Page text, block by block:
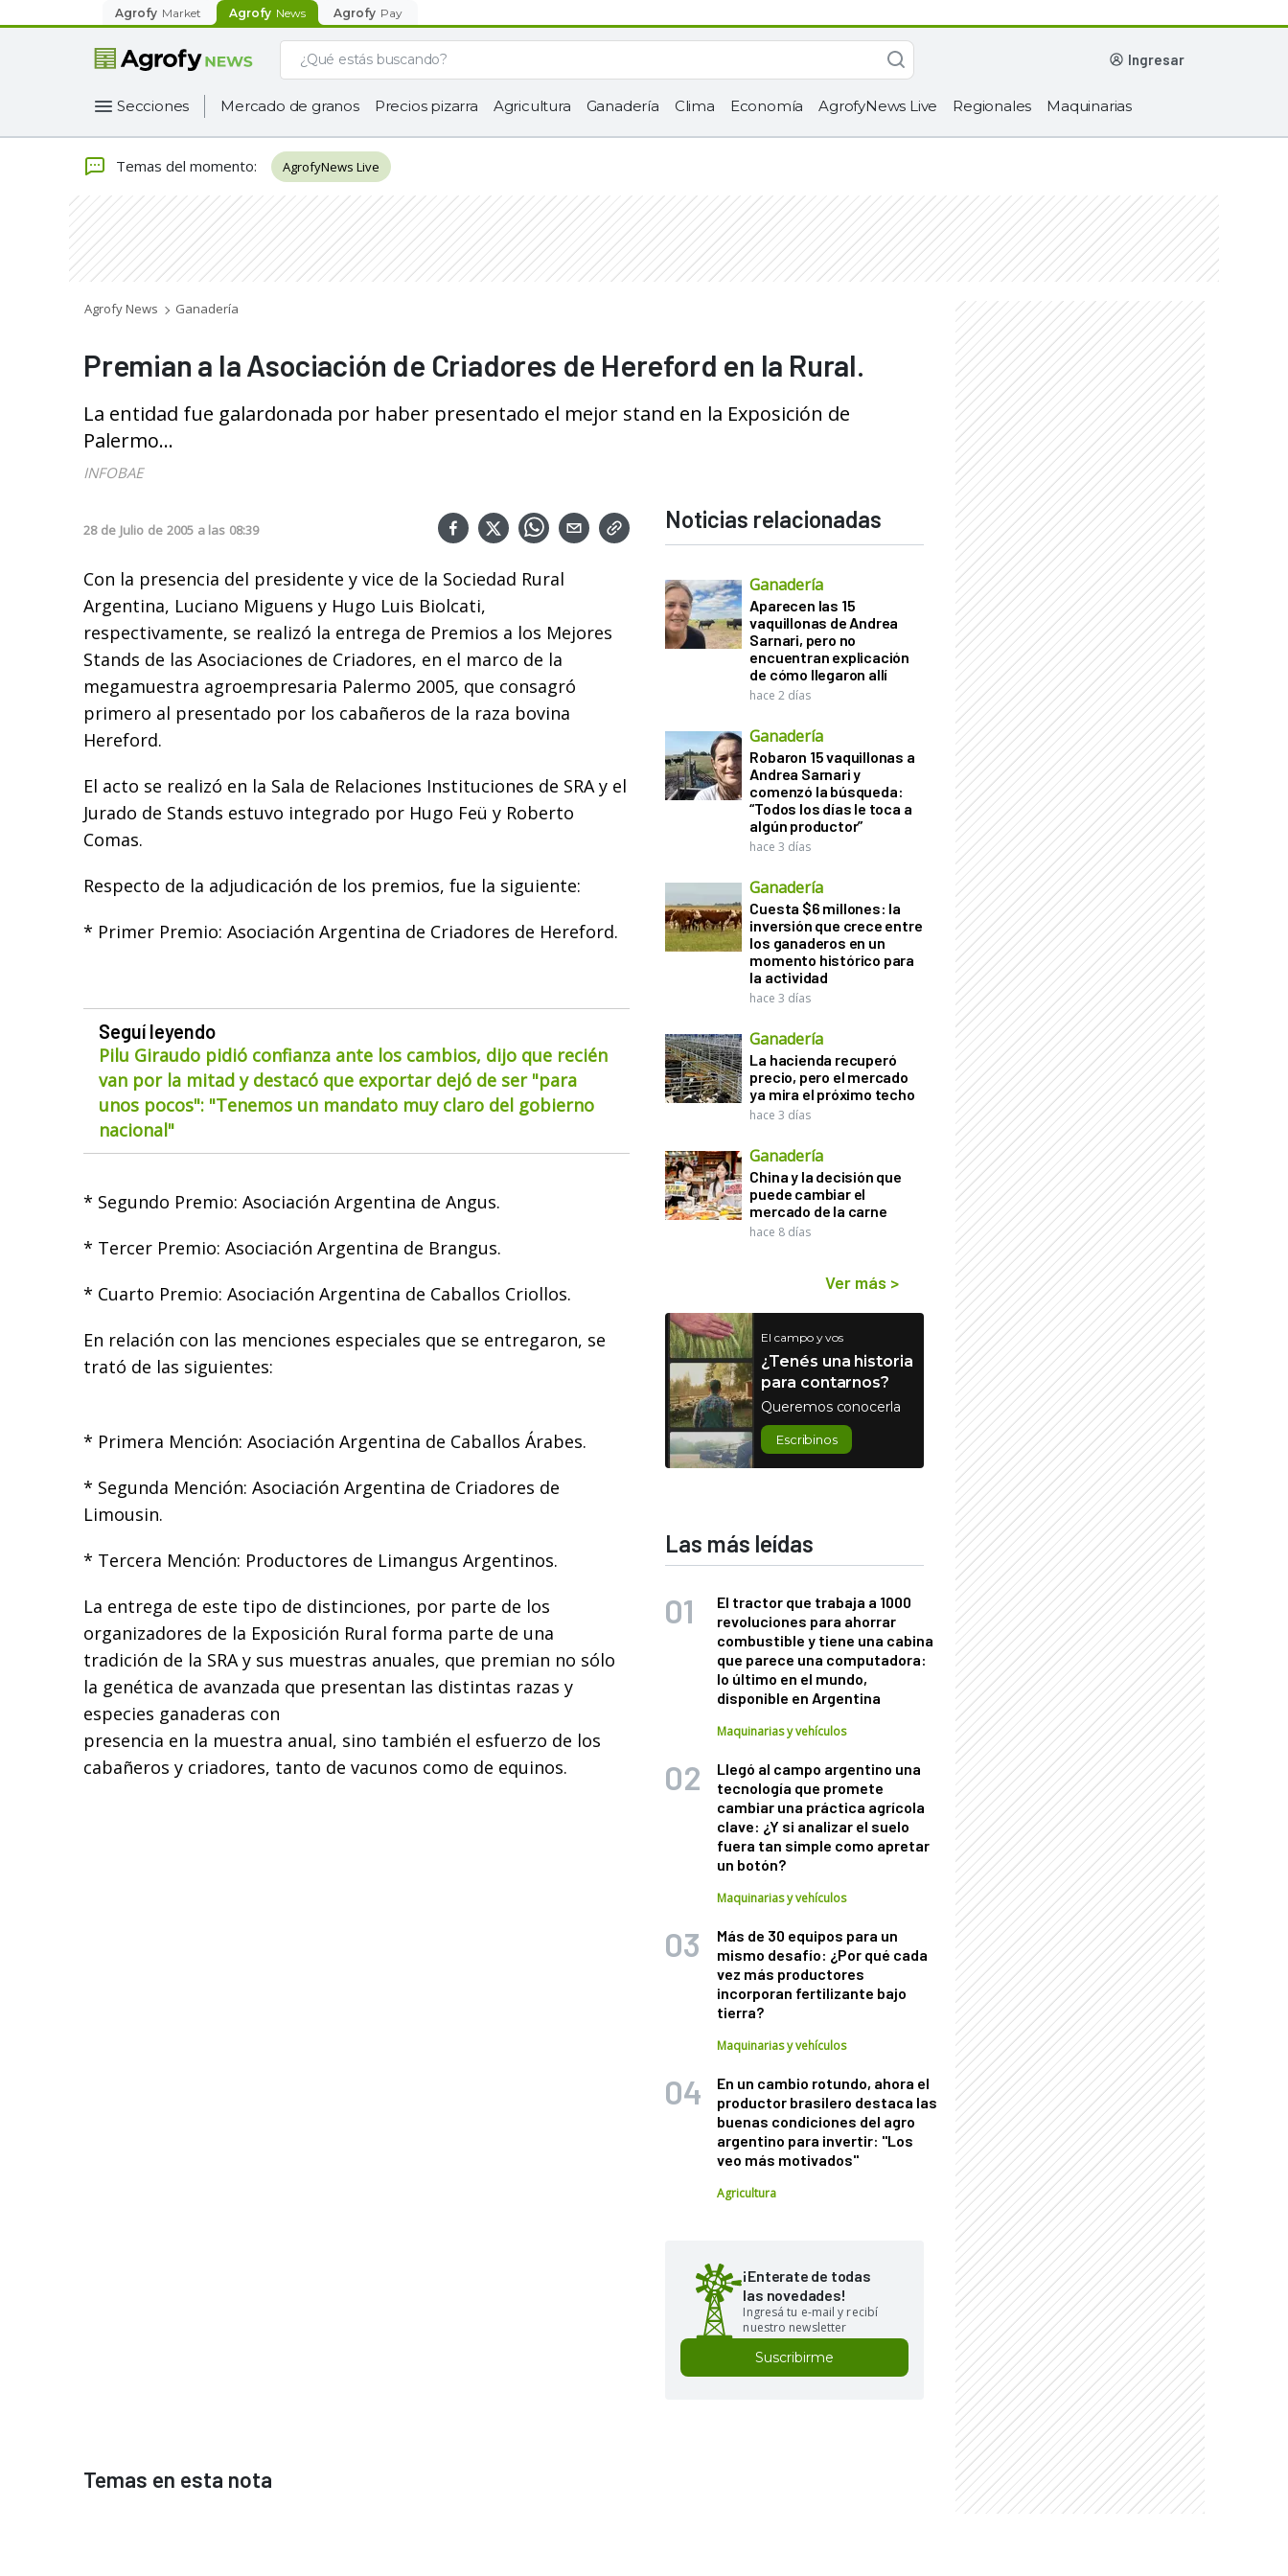
Agrofy Market Agrofy News Agrofy Pay
ingresar
Secciones Mercado de granos Precios pizarra Agricultura Ganadería Clima Economía AgrofyNews Live Regionales Maquinarias
Temas del momento: AgrofyNews Live
Agrofy News Ganadería
Premian a la Asociación de Criadores de Hereford en la Rural.
La entidad fue galardonada por haber presentado el mejor stand en la Exposición de
Palermo...
INFOBAE
28 de Julio de 2005 a las 08:39
Con la presencia del presidente y vice de la Sociedad Rural
Argentina, Luciano Miguens y Hugo Luis Biolcati,
respectivamente, se realizó la entrega de Premios a los Mejores
Stands de las Asociaciones de Criadores, en el marco de la
megamuestra agroempresaria Palermo 2005, que consagró
primero al presentado por los cabañeros de la raza bovina
Hereford.
El acto se realizó en la Sala de Relaciones Instituciones de SRA y el
Jurado de Stands estuvo integrado por Hugo Feü y Roberto
Comas.
Respecto de la adjudicación de los premios, fue la siguiente:
* Primer Premio: Asociación Argentina de Criadores de Hereford.
Seguí leyendo
Pilu Giraudo pidió confianza ante los cambios, dijo que recién
van por la mitad y destacó que exportar dejó de ser "para
unos pocos": "Tenemos un mandato muy claro del gobierno
nacional"
* Segundo Premio: Asociación Argentina de Angus.
* Tercer Premio: Asociación Argentina de Brangus.
* Cuarto Premio: Asociación Argentina de Caballos Criollos.
En relación con las menciones especiales que se entregaron, se
trató de las siguientes:
* Primera Mención: Asociación Argentina de Caballos Árabes.
* Segunda Mención: Asociación Argentina de Criadores de
Limousin.
* Tercera Mención: Productores de Limangus Argentinos.
La entrega de este tipo de distinciones, por parte de los
organizadores de la Exposición Rural forma parte de una
tradición de la SRA y sus muestras anuales, que premian no sólo
la genética de avanzada que presentan las distintas razas y
especies ganaderas con
presencia en la muestra anual, sino también el esfuerzo de los
cabañeros y criadores, tanto de vacunos como de equinos.
Noticias relacionadas
Ganadería
Aparecen las 15
vaquillonas de Andrea
Sarnari, pero no
encuentran explicación
de cómo llegaron allí
hace 2 días
Ganadería
Robaron 15 vaquillonas a
Andrea Sarnari y
comenzó la búsqueda:
“Todos los días le toca a
algún productor”
hace 3 días
Ganadería
Cuesta $6 millones: la
inversión que crece entre
los ganaderos en un
momento histórico para
la actividad
hace 3 días
Ganadería
La hacienda recuperó
precio, pero el mercado
ya mira el próximo techo
hace 3 días
Ganadería
China y la decisión que
puede cambiar el
mercado de la carne
hace 8 días
Ver más >
El campo y vos
¿Tenés una historia
para contarnos?
Queremos conocerla
Escribinos
Las más leídas
El tractor que trabaja a 1000
revoluciones para ahorrar
combustible y tiene una cabina
que parece una computadora:
lo último en el mundo,
disponible en Argentina
Maquinarias y vehículos
Llegó al campo argentino una
tecnología que promete
cambiar una práctica agrícola
clave: ¿Y si analizar el suelo
fuera tan simple como apretar
un botón?
Maquinarias y vehículos
Más de 30 equipos para un
mismo desafío: ¿Por qué cada
vez más productores
incorporan fertilizante bajo
tierra?
Maquinarias y vehículos
En un cambio rotundo, ahora el
productor brasilero destaca las
buenas condiciones del agro
argentino para invertir: "Los
veo más motivados"
Agricultura
¡Enterate de todas
las novedades!
Ingresá tu e-mail y recibí
nuestro newsletter
Suscribirme
Temas en esta nota